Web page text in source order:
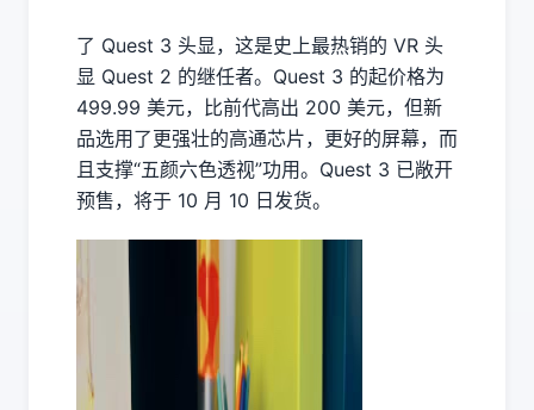
了 Quest 3 头显，这是史上最热销的 VR 头
显 Quest 2 的继任者。Quest 3 的起价格为
499.99 美元，比前代高出 200 美元，但新
品选用了更强壮的高通芯片，更好的屏幕，而
且支撑“五颜六色透视”功用。Quest 3 已敞开
预售，将于 10 月 10 日发货。